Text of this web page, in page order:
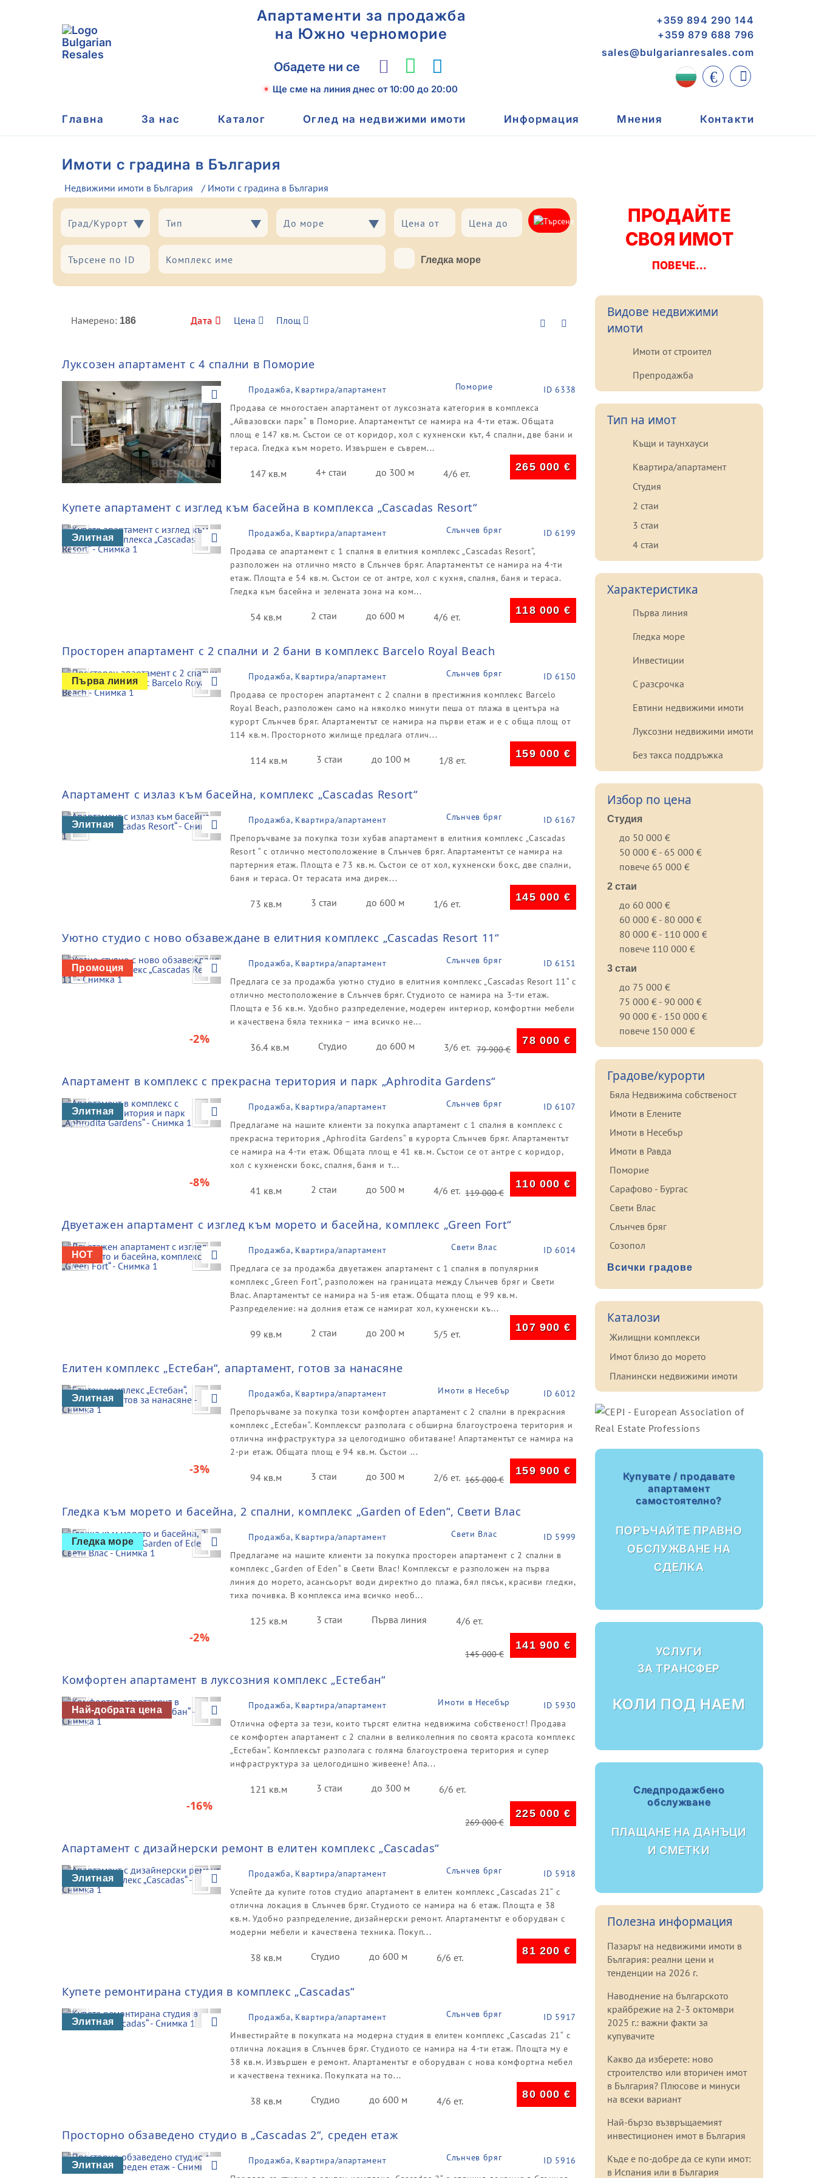
Апартаменти за продажба
на Южно черноморие
Обадете ни се
Ще сме на линия днесот 10:00 до 20:00
+359 894 290 144
+359 879 688 796
sales@bulgarianresales.com
€
Главна За нас Каталог Оглед на недвижими имоти Информация Мнения Контакти
Имоти с градина в България
Недвижими имоти в България / Имоти с градина в България
Град/Курорт
Град/Курорт
Тип
Тип
До море
До море
Гледка море
Намерено: 186 Дата Цена Площ
Луксозен апартамент с 4 спални в Поморие
Previous Next Продажба, Квартира/апартамент Поморие
ID 6338
Продава се многостаен апартамент от луксозната категория в комплекса
„Айвазовски парк“ в Поморие. Апартаментът се намира на 4-ти етаж. Общата
площ е 147 кв.м. Състои се от коридор, хол с кухненски кът, 4 спални, две бани и
тераса. Гледка към морето. Извършен е съврем...
147 кв.м 4+ стаи до 300 м 4/6 ет.
265 000 €
Купете апартамент с изглед към басейна в комплекса „Cascadas Resort“
Previous Next
Элитная Продажба, Квартира/апартамент Слънчев бряг
ID 6199
Продава се апартамент с 1 спалня в елитния комплекс „Cascadas Resort“,
разположен на отлично място в Слънчев бряг. Апартаментът се намира на 4-ти
етаж. Площта е 54 кв.м. Състои се от антре, хол с кухня, спалня, баня и тераса.
Гледка към басейна и зелената зона на ком...
54 кв.м 2 стаи до 600 м 4/6 ет.
118 000 €
Просторен апартамент с 2 спални и 2 бани в комплекс Barcelo Royal Beach
Previous Next
Първа линия Продажба, Квартира/апартамент Слънчев бряг
ID 6150
Продава се просторен апартамент с 2 спални в престижния комплекс Barcelo
Royal Beach, разположен само на няколко минути пеша от плажа в центъра на
курорт Слънчев бряг. Апартаментът се намира на първи етаж и е с обща площ от
114 кв.м. Просторното жилище предлага отлич...
114 кв.м 3 стаи до 100 м 1/8 ет.
159 000 €
Апартамент с излаз към басейна, комплекс „Cascadas Resort“
Previous Next
Элитная Продажба, Квартира/апартамент Слънчев бряг
ID 6167
Препоръчваме за покупка този хубав апартамент в елитния комплекс „Cascadas
Resort “ с отлично местоположение в Слънчев бряг. Апартаментът се намира на
партерния етаж. Площта е 73 кв.м. Състои се от хол, кухненски бокс, две спални,
баня и тераса. От терасата има дирек...
73 кв.м 3 стаи до 600 м 1/6 ет.
145 000 €
Уютно студио с ново обзавеждане в елитния комплекс „Cascadas Resort 11“
Previous Next
Промоция
-2%
Продажба, Квартира/апартамент Слънчев бряг
ID 6151
Предлага се за продажба уютно студио в елитния комплекс „Cascadas Resort 11“ с
отлично местоположение в Слънчев бряг. Студиото се намира на 3-ти етаж.
Площта е 36 кв.м. Удобно разпределение, модерен интериор, комфортни мебели
и качествена бяла техника – има всичко не...
36.4 кв.м Студио до 600 м 3/6 ет. 79 900€
78 000 €
Апартамент в комплекс с прекрасна територия и парк „Aphrodita Gardens“
Previous Next
Элитная
-8%
Продажба, Квартира/апартамент Слънчев бряг
ID 6107
Предлагаме на нашите клиенти за покупка апартамент с 1 спалня в комплекс с
прекрасна територия „Aphrodita Gardens“ в курорта Слънчев бряг. Апартаментът
се намира на 4-ти етаж. Общата площ е 41 кв.м. Състои се от антре с коридор,
хол с кухненски бокс, спалня, баня и т...
41 кв.м 2 стаи до 500 м 4/6 ет. 119 000€
110 000 €
Двуетажен апартамент с изглед към морето и басейна, комплекс „Green Fort“
Previous Next
HOT Продажба, Квартира/апартамент Свети Влас
ID 6014
Предлага се за продажба двуетажен апартамент с 1 спалня в популярния
комплекс „Green Fort“, разположен на границата между Слънчев бряг и Свети
Влас. Апартаментът се намира на 5-ия етаж. Общата площ е 99 кв.м.
Разпределение: на долния етаж се намират хол, кухненски къ...
99 кв.м 2 стаи до 200 м 5/5 ет.
107 900 €
Елитен комплекс „Естебан“, апартамент, готов за нанасяне
Previous Next
Элитная
-3%
Продажба, Квартира/апартамент Имоти в Несебър
ID 6012
Препоръчваме за покупка този комфортен апартамент с 2 спални в прекрасния
комплекс „Естебан“. Комплексът разполага с обширна благоустроена територия и
отлична инфраструктура за целогодишно обитаване! Апартаментът се намира на
2-ри етаж. Общата площ е 94 кв.м. Състои ...
94 кв.м 3 стаи до 300 м 2/6 ет. 165 000€
159 900 €
Гледка към морето и басейна, 2 спални, комплекс „Garden of Eden“, Свети Влас
Previous Next
Гледка море
-2%
Продажба, Квартира/апартамент Свети Влас
ID 5999
Предлагаме на нашите клиенти за покупка просторен апартамент с 2 спални в
комплекс „Garden of Eden“ в Свети Влас! Комплексът е разположен на първа
линия до морето, асансьорът води директно до плажа, бял пясък, красиви гледки,
тиха почивка. В комплекса има всичко необ...
125 кв.м 3 стаи Първа линия 4/6 ет.
145 000€
141 900 €
Комфортен апартамент в луксозния комплекс „Естебан“
Previous Next
Най-добрата цена
-16%
Продажба, Квартира/апартамент Имоти в Несебър
ID 5930
Отлична оферта за тези, които търсят елитна недвижима собственост! Продава
се комфортен апартамент с 2 спални в великолепния по своята красота комплекс
„Естебан“. Комплексът разполага с голяма благоустроена територия и супер
инфраструктура за целогодишно живеене! Апа...
121 кв.м 3 стаи до 300 м 6/6 ет.
269 000€
225 000 €
Апартамент с дизайнерски ремонт в елитен комплекс „Cascadas“
Previous Next
Элитная Продажба, Квартира/апартамент Слънчев бряг
ID 5918
Успейте да купите готов студио апартамент в елитен комплекс „Cascadas 21“ с
отлична локация в Слънчев бряг. Студиото се намира на 6 етаж. Площта е 38
кв.м. Удобно разпределение, дизайнерски ремонт. Апартаментът е оборудван с
модерни мебели и качествена техника. Покуп...
38 кв.м Студио до 600 м 6/6 ет.
81 200 €
Купете ремонтирана студия в комплекс „Cascadas“
Previous Next
Элитная Продажба, Квартира/апартамент Слънчев бряг
ID 5917
Инвестирайте в покупката на модерна студия в елитен комплекс „Cascadas 21“ с
отлична локация в Слънчев бряг. Студиото се намира на 4-ти етаж. Площта му е
38 кв.м. Извършен е ремонт. Апартаментът е оборудван с нова комфортна мебел
и качествена техника. Покупката на то...
38 кв.м Студио до 600 м 4/6 ет.
80 000 €
Просторно обзаведено студио в „Cascadas 2“, среден етаж
Previous Next
Элитная Продажба, Квартира/апартамент Слънчев бряг
ID 5916
ПРОДАЙТЕ
СВОЯ ИМОТ
ПОВЕЧЕ...
Видове недвижими
имоти
Имоти от строител
Препродажба
Тип на имот
Къщи и таунхауси
Квартира/апартамент
Студия
2 стаи
3 стаи
4 стаи
Характеристика
Първа линия
Гледка море
Инвестиции
С разсрочка
Евтини недвижими имоти
Луксозни недвижими имоти
Без такса поддръжка
Избор по цена
Студия
до 50 000 €
50 000 € - 65 000 €
повече 65 000 €
2 стаи
до 60 000 €
60 000 € - 80 000 €
80 000 € - 110 000 €
повече 110 000 €
3 стаи
до 75 000 €
75 000 € - 90 000 €
90 000 € - 150 000 €
повече 150 000 €
Градове/курорти
Бяла Недвижима собственост
Имоти в Елените
Имоти в Несебър
Имоти в Равда
Поморие
Сарафово - Бургас
Свети Влас
Слънчев бряг
Созопол
Всички градове
Каталози
Жилищни комплекси
Имот близо до морето
Планински недвижими имоти
Купувате / продавате
апартамент
самостоятелно?
ПОРЪЧАЙТЕ ПРАВНО
ОБСЛУЖВАНЕ НА
СДЕЛКА
УСЛУГИ
ЗА ТРАНСФЕР
КОЛИ ПОД НАЕМ
Следпродажбено
обслужване
ПЛАЩАНЕ НА ДАНЪЦИ
И СМЕТКИ
Полезна информация
Пазарът на недвижими имоти в
България: реални цени и
тенденции на 2026 г.
Наводнение на българското
крайбрежие на 2-3 октомври
2025 г.: важни факти за
купувачите
Какво да изберете: ново
строителство или вторичен имот
в България? Плюсове и минуси
на всеки вариант
Най-бързо възвръщаемият
инвестиционен имот в България
Къде е по-добре да се купи имот:
в Испания или в България